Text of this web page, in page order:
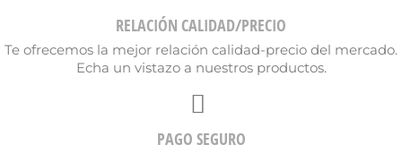
RELACIÓN CALIDAD/PRECIO
Te ofrecemos la mejor relación calidad-precio del mercado.
Echa un vistazo a nuestros productos.
PAGO SEGURO